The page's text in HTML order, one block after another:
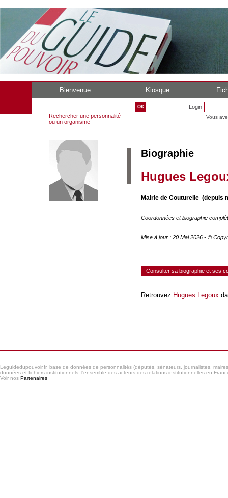
Bienvenue Kiosque
Rechercher une personnalité
ou un organisme
Login
Vous
Biographie
Hugues
Mairie de Couturelle (depuis
Coordonnées et biographie
Mise à jour : 20 Mai 2026 - ©
Consulter sa biographie et ses
Retrouvez Hugues Legoux
Leguidedupouvoir.fr, base de données de personnalités (députés, sénateurs, journalistes,
données et fichiers institutionnels, l'ensemble des acteurs des relations institutionnelles en
Voir nos Partenaires